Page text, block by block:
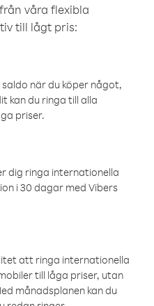
våra flexibla
till lågt pris:
när du köper något,
kan du ringa till alla
priser.
dig ringa internationella
i 30 dagar med Vibers
att ringa internationella
till låga priser, utan
månadsplanen kan du